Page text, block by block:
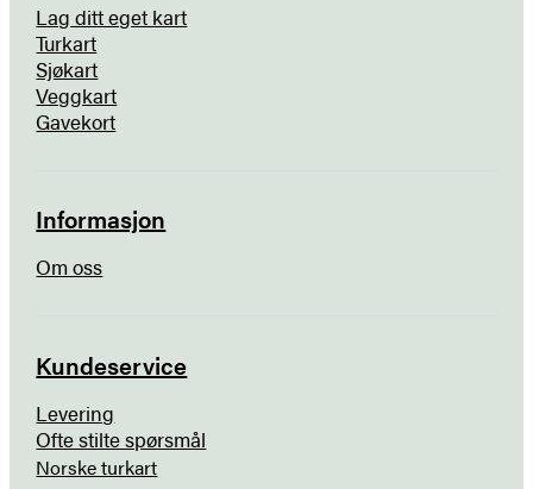
Lag ditt eget kart
Turkart
Sjøkart
Veggkart
Gavekort
Informasjon
Om oss
Kundeservice
Levering
Ofte stilte spørsmål
Norske turkart